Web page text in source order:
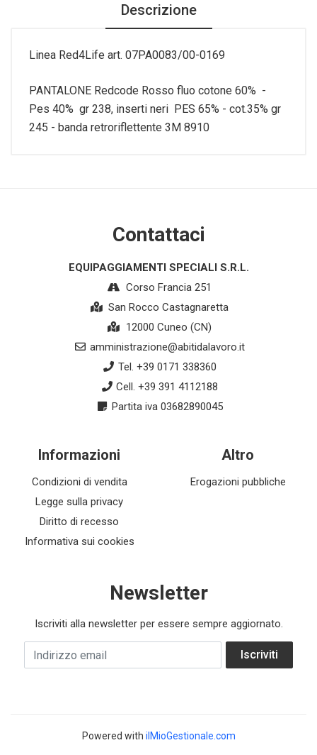
Descrizione
Linea Red4Life art. 07PA0083/00-0169
PANTALONE Redcode Rosso fluo cotone 60% -
Pes 40% gr 238, inserti neri PES 65% - cot.35% gr
245 - banda retroriflettente 3M 8910
Contattaci
EQUIPAGGIAMENTI SPECIALI S.R.L.
Corso Francia 251
San Rocco Castagnaretta
12000 Cuneo (CN)
amministrazione@abitidalavoro.it
Tel. +39 0171 338360
Cell. +39 391 4112188
Partita iva 03682890045
Informazioni
Condizioni di vendita
Legge sulla privacy
Diritto di recesso
Informativa sui cookies
Altro
Erogazioni pubbliche
Newsletter
Iscriviti alla newsletter per essere sempre aggiornato.
Indirizzo email Iscriviti
Powered with ilMioGestionale.com